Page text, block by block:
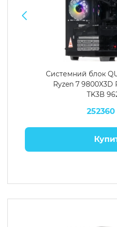
Системний блок
Ryzen 7 9800X3D
TK3B
252360